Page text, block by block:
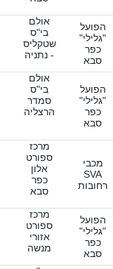
הפועל
"גלילי"
כפר
סבא
אולם
בי"ס
שטקליס
- נתניה
הפועל
"גלילי"
כפר
סבא
אולם
בי"ס
סמדר
הרצליה
מכבי
SVA
רחובות
מרכז
ספורט
אלון
כפר
סבא
הפועל
"גלילי"
כפר
סבא
מרכז
ספורט
אזורי
מנשה